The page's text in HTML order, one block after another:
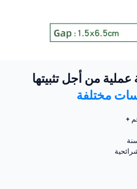
من أجل تثبيتها
مختلفة